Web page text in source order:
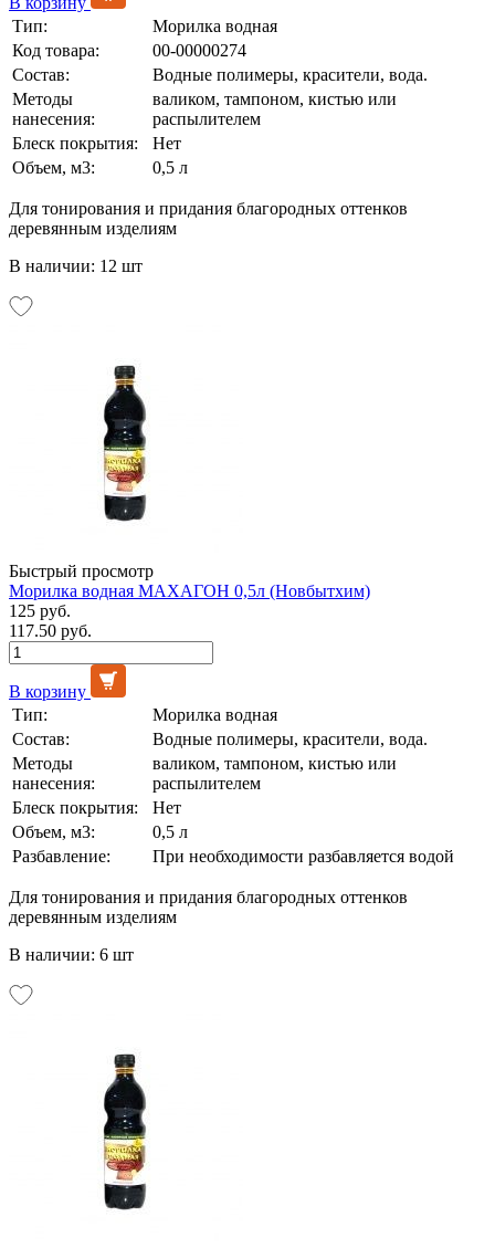
Тип:
Морилка водная
Код товара:
00-00000274
Состав:
Водные полимеры, красители, вода.
Методы
нанесения:
валиком, тампоном, кистью или
распылителем
Блеск покрытия:
Нет
Объем, м3:
0,5 л
Для тонирования и придания благородных оттенков
деревянным изделиям
В наличии: 12 шт
Быстрый просмотр
Морилка водная МАХАГОН 0,5л (Новбытхим)
125 руб.
117.50 руб.
В корзину
Тип:
Морилка водная
Состав:
Водные полимеры, красители, вода.
Методы
нанесения:
валиком, тампоном, кистью или
распылителем
Блеск покрытия:
Нет
Объем, м3:
0,5 л
Разбавление:
При необходимости разбавляется водой
Для тонирования и придания благородных оттенков
деревянным изделиям
В наличии: 6 шт